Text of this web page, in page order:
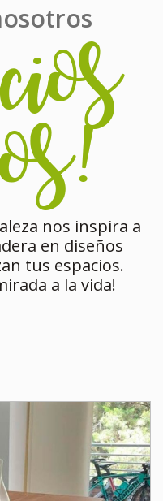
nos inspira a
en diseños
tus espacios.
a la vida!